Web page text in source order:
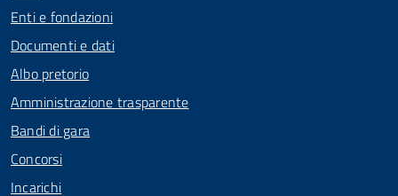
Enti e fondazioni
Documenti e dati
Albo pretorio
Amministrazione trasparente
Bandi di gara
Concorsi
Incarichi